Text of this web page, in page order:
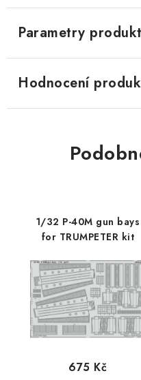
Parametry
Hodnocení
1/32 P-40M gun bays
for TRUMPETER kit
675 Kč